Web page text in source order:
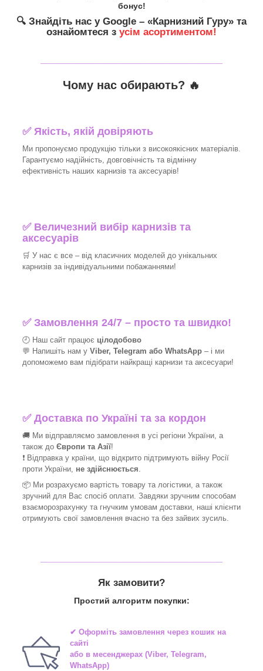
бонус!
🔍 Знайдіть нас у Google – «Карнизний Гуру» та
ознайомтеся з усім асортиментом!
Чому нас обирають? 🔥
✅Якість, якій довіряють
Ми пропонуємо продукцію тільки з високоякісних матеріалів.
Гарантуємо надійність, довговічність та відмінну
ефективність наших карнизів та аксесуарів!​
✅ Величезний вибір карнизів та
аксесуарів
🛒 У нас є все – від класичних моделей до унікальних
карнизів за індивідуальними побажаннями!​
✅Замовлення 24/7 – просто та швидко!
🕘 Наш сайт працює цілодобово
💬 Напишіть нам у Viber, Telegram або WhatsApp – і ми
допоможемо вам підібрати найкращі карнизи та аксесуари!
✅Доставка по Україні та за кордон
🚚 Ми відправляємо замовлення в усі регіони України, а
також до Європи та Азії!
❗ Відправка у країни, що відкрито підтримують війну Росії
проти України, не здійснюється.
📦 Ми розрахуємо вартість товару та логістики, а також
зручний для Вас спосіб оплати. Завдяки зручним способам
взаєморозрахунку та гнучким умовам доставки, наші клієнти
отримують свої замовлення вчасно та без зайвих зусиль.
Як замовити?
Простий алгоритм покупки:
✔ Оформіть замовлення через кошик на
сайті
або в месенджерах(Viber, Telegram,
WhatsApp)